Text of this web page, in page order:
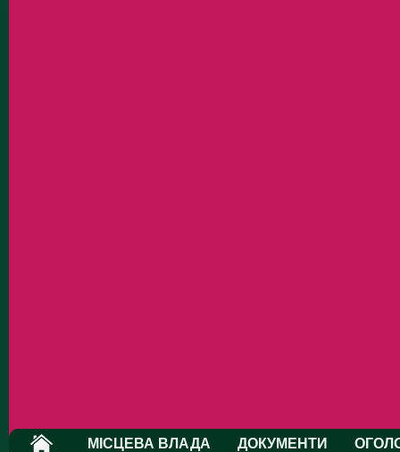
МІСЦЕВА ВЛАДА ДОКУМЕНТИ